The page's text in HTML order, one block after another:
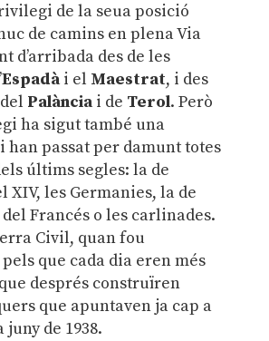
de la seua posició
de camins en plena Via
d’arribada des de les
Espadài el Maestrat, i des
Palànciai de Terol. Però
ha sigut també una
han passat per damunt totes
últims segles: la de
XIV, les Germanies, la de
del Francés o les carlinades.
Civil, quan fou
que cada dia eren més
després construïren
que apuntaven ja cap a
juny de 1938.